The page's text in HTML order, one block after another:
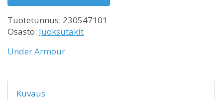
Tuotetunnus: 230547101
Osasto: Juoksutakit
Under Armour
Kuvaus